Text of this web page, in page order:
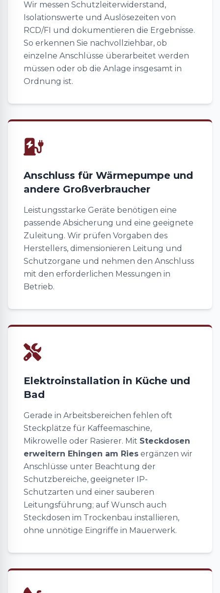
Wir messen Schutzleiterwiderstand,
Isolationswerte und Auslösezeiten von
RCD/FI und dokumentieren die Ergebnisse.
So erkennen Sie nachvollziehbar, ob
einzelne Anschlüsse überarbeitet werden
müssen oder ob die Anlage insgesamt in
Ordnung ist.
Anschluss für Wärmepumpe und
andere Großverbraucher
Leistungsstarke Geräte benötigen eine
passende Absicherung und eine geeignete
Zuleitung. Wir prüfen Vorgaben des
Herstellers, dimensionieren Leitung und
Schutzorgane und nehmen den Anschluss
mit den erforderlichen Messungen in
Betrieb.
Elektroinstallation in Küche und
Bad
Gerade in Arbeitsbereichen fehlen oft
Steckplätze für Kaffeemaschine,
Mikrowelle oder Rasierer. Mit Steckdosen
erweitern Ehingen am Ries ergänzen wir
Anschlüsse unter Beachtung der
Schutzbereiche, geeigneter IP-
Schutzarten und einer sauberen
Leitungsführung; auf Wunsch auch
Steckdosen im Trockenbau installieren,
ohne unnötige Eingriffe in Mauerwerk.